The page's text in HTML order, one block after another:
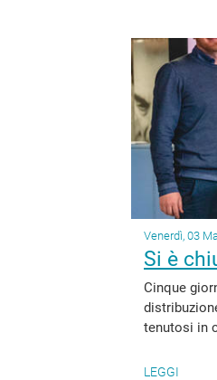
Venerdì, 03
Si è
Cinque
tenutosi in
LEGGI